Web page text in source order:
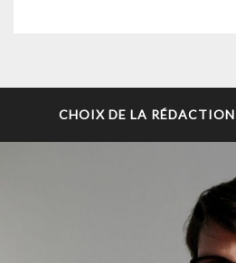
CHOIX DE LA RÉDACTION